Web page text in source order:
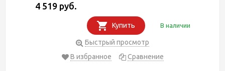
4 519 руб.
Купить В наличии
Быстрый просмотр
В избранное
Сравнение